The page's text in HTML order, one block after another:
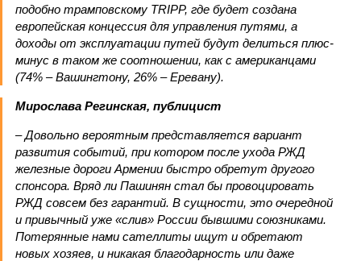
подобно трамповскому TRIPP, где будет создана
европейская концессия для управления путями, а
доходы от эксплуатации путей будут делиться плюс-
минус в таком же соотношении, как с американцами
(74% – Вашингтону, 26% – Еревану).
Мирослава Регинская, публицист
– Довольно вероятным представляется вариант
развития событий, при котором после ухода РЖД
железные дороги Армении быстро обретут другого
спонсора. Вряд ли Пашинян стал бы провоцировать
РЖД совсем без гарантий. В сущности, это очередной
и привычный уже «слив» России бывшими союзниками.
Потерянные нами сателлиты ищут и обретают
новых хозяев, и никакая благодарность или даже